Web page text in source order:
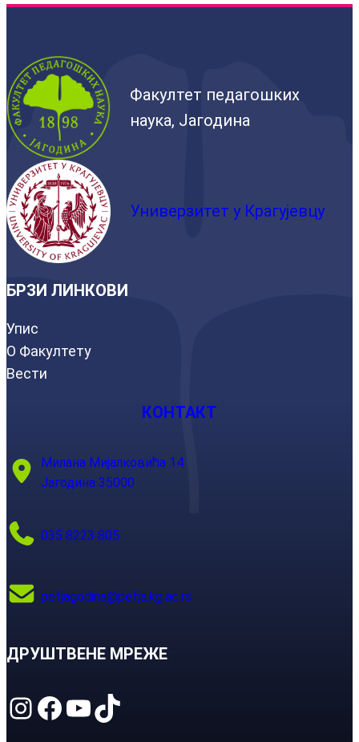
Факултет педагошких
наука, Јагодина
Универзитет у Крагујевцу
БРЗИ ЛИНКОВИ
Упис
О Факултету
Вести
КОНТАКТ
Милана Мијалковића 14
Јагодина 35000
035 8223 805
pefjagodina@pefja.kg.ac.rs
ДРУШТВЕНЕ МРЕЖЕ
Instagram Facebook YouTube TikTok